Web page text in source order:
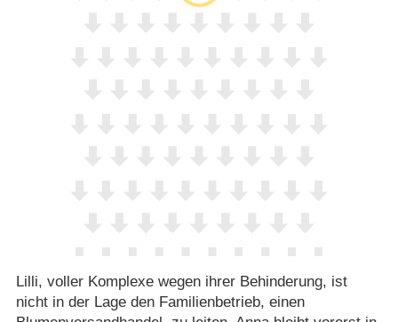
Lilli, voller Komplexe wegen ihrer Behinderung, ist
nicht in der Lage den Familienbetrieb, einen